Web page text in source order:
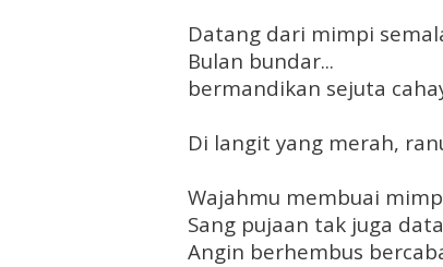
Datang dari mimpi
Bulan bundar...
bermandikan sejuta
Di langit yang merah,
Wajahmu membuai
Sang pujaan tak juga
Angin berhembus